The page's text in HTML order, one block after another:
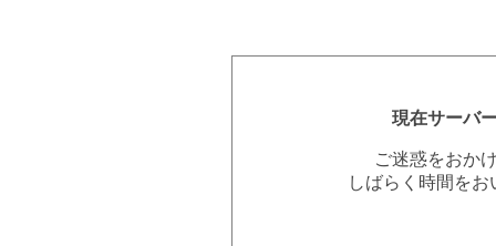
現在サーバ
ご迷惑をおか
しばらく時間を